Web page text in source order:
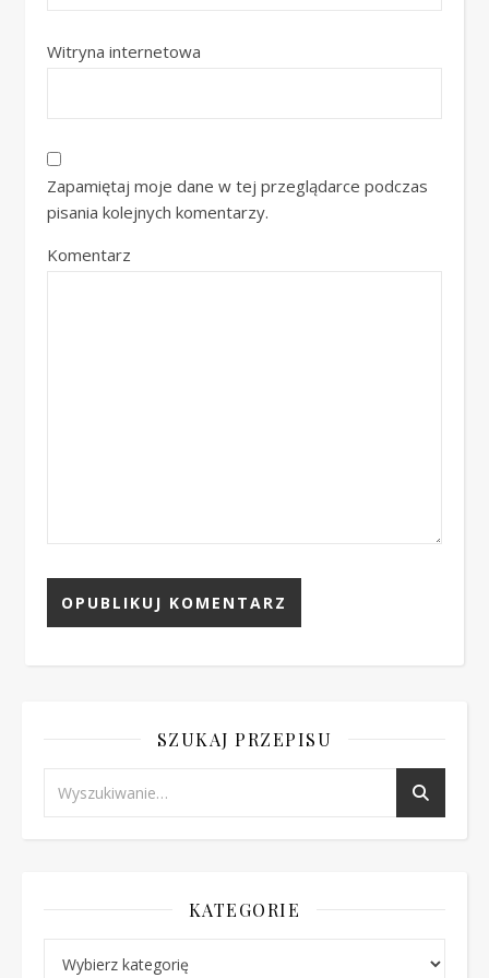
Witryna internetowa
Zapamiętaj moje dane w tej przeglądarce podczas
pisania kolejnych komentarzy.
Komentarz
SZUKAJ PRZEPISU
KATEGORIE